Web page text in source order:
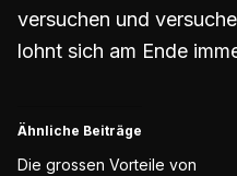
versuchen und
lohnt sich am Ende
Ähnliche Beiträge
Die grossen Vorteile von